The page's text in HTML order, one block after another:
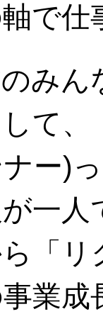
で仕
み
て
ー)
一
ら「
業